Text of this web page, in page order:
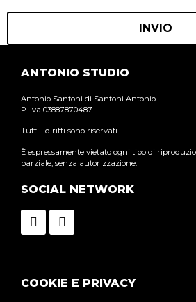
ANTONIO STUDIO
Antonio Santoni di Santoni Antonio
P. Iva 03887870487
Tutti i diritti sono riservati.
È espressamente vietato ogni tipo di
parziale, senza autorizzazione.
SOCIAL NETWORK
COOKIE E PRIVACY